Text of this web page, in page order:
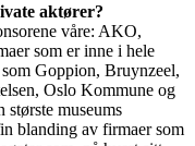
aktører?
våre: AKO,
som er inne i hele
Goppion, Bruynzeel,
Oslo Kommune og
største museums
blanding av firmaer som